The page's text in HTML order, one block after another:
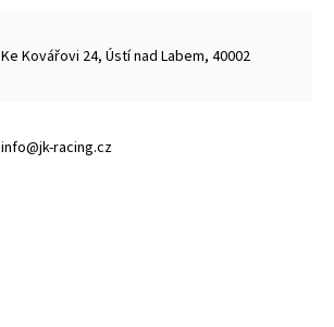
Ke Kovářovi 24, Ústí nad Labem, 40002
info@jk-racing.cz